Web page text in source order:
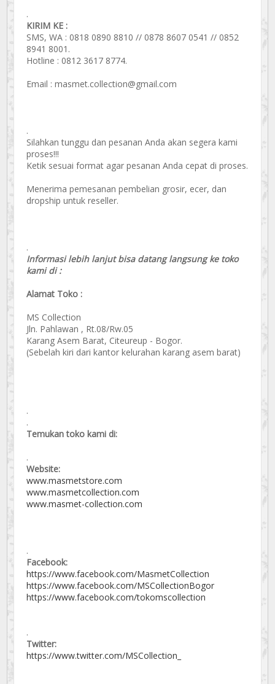
.
KIRIM KE :
SMS, WA : 0818 0890 8810 // 0878 8607 0541 // 0852
8941 8001.
Hotline : 0812 3617 8774.
Email : masmet.collection@gmail.com
.
Silahkan tunggu dan pesanan Anda akan segera kami
proses!!!
Ketik sesuai format agar pesanan Anda cepat di proses.
Menerima pemesanan pembelian grosir, ecer, dan
dropship untuk reseller.
.
Informasi lebih lanjut bisa datang langsung ke toko
kami di :
Alamat Toko :
MS Collection
Jln. Pahlawan , Rt.08/Rw.05
Karang Asem Barat, Citeureup - Bogor.
(Sebelah kiri dari kantor kelurahan karang asem barat)
.
.
Temukan toko kami di:
.
Website:
www.masmetstore.com
www.masmetcollection.com
www.masmet-collection.com
.
Facebook:
https://www.facebook.com/MasmetCollection
https://www.facebook.com/MSCollectionBogor
https://www.facebook.com/tokomscollection
.
Twitter:
https://www.twitter.com/MSCollection_